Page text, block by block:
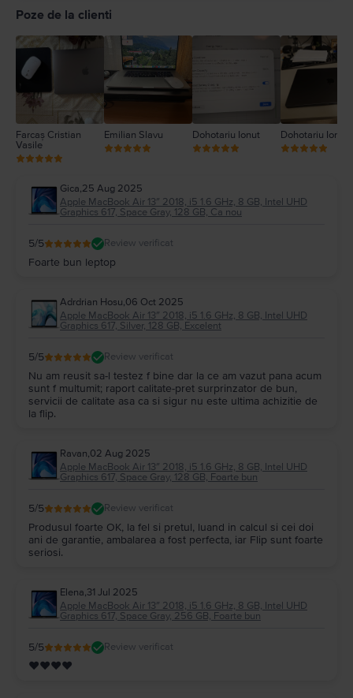
Poze de la clienti
Farcaș Cristian
Vasile
Emilian Slavu Dohotariu Ionut Dohotariu Ionut
Gica,25 Aug 2025
Apple MacBook Air 13″ 2018, i5 1.6 GHz, 8 GB, Intel UHD
Graphics 617, Space Gray, 128 GB, Ca nou
5/5 Review verificat
Foarte bun leptop
Adrdrian Hosu,06 Oct 2025
Apple MacBook Air 13″ 2018, i5 1.6 GHz, 8 GB, Intel UHD
Graphics 617, Silver, 128 GB, Excelent
5/5 Review verificat
Nu am reusit sa-l testez f bine dar la ce am vazut pana acum
sunt f multumit; raport calitate-pret surprinzator de bun,
servicii de calitate asa ca si sigur nu este ultima achizitie de
la flip.
Ravan,02 Aug 2025
Apple MacBook Air 13″ 2018, i5 1.6 GHz, 8 GB, Intel UHD
Graphics 617, Space Gray, 128 GB, Foarte bun
5/5 Review verificat
Produsul foarte OK, la fel si pretul, luand in calcul si cei doi
ani de garantie, ambalarea a fost perfecta, iar Flip sunt foarte
seriosi.
Elena,31 Jul 2025
Apple MacBook Air 13″ 2018, i5 1.6 GHz, 8 GB, Intel UHD
Graphics 617, Space Gray, 256 GB, Foarte bun
5/5 Review verificat
❤❤❤❤